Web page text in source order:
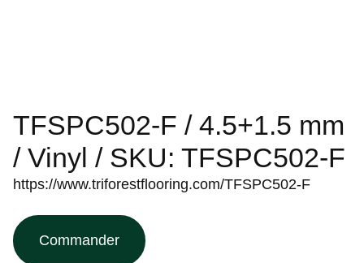
TFSPC502-F / 4.5+1.5 mm
/ Vinyl / SKU: TFSPC502-F
https://www.triforestflooring.com/TFSPC502-F
Commander